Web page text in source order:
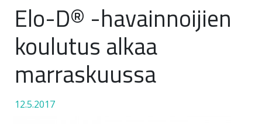
Elo-D® -havainnoijien
koulutus alkaa
marraskuussa
12.5.2017